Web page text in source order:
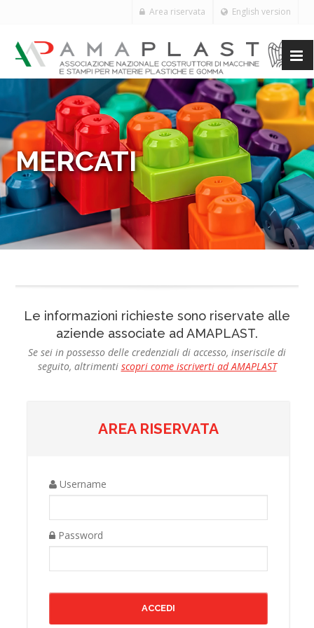
English version
Area riservata
MERCATI
Le informazioni richieste sono riservate alle
aziende associate ad AMAPLAST.
Se sei in possesso delle credenziali di accesso, inseriscile di
seguito, altrimenti scopri come iscriverti ad AMAPLAST
AREA RISERVATA
Username
Password